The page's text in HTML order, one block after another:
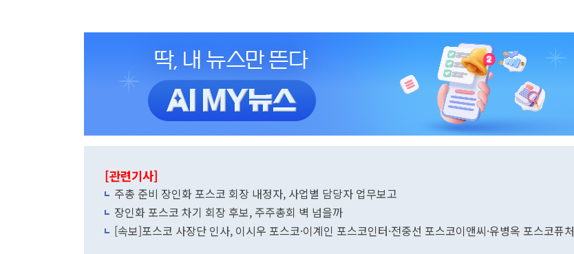
[관련기사]
주총 준비 장인화 포스코 회장 내정자, 사업별 담당자 업무보고
장인화 포스코 차기 회장 후보, 주주총회 벽 넘을까
[속보]포스코 사장단 인사, 이시우 포스코·이계인 포스코인터·전중선 포스코이앤씨·유병옥 포스코퓨처